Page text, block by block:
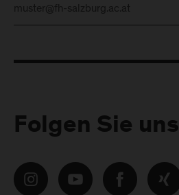
Folgen Sie uns